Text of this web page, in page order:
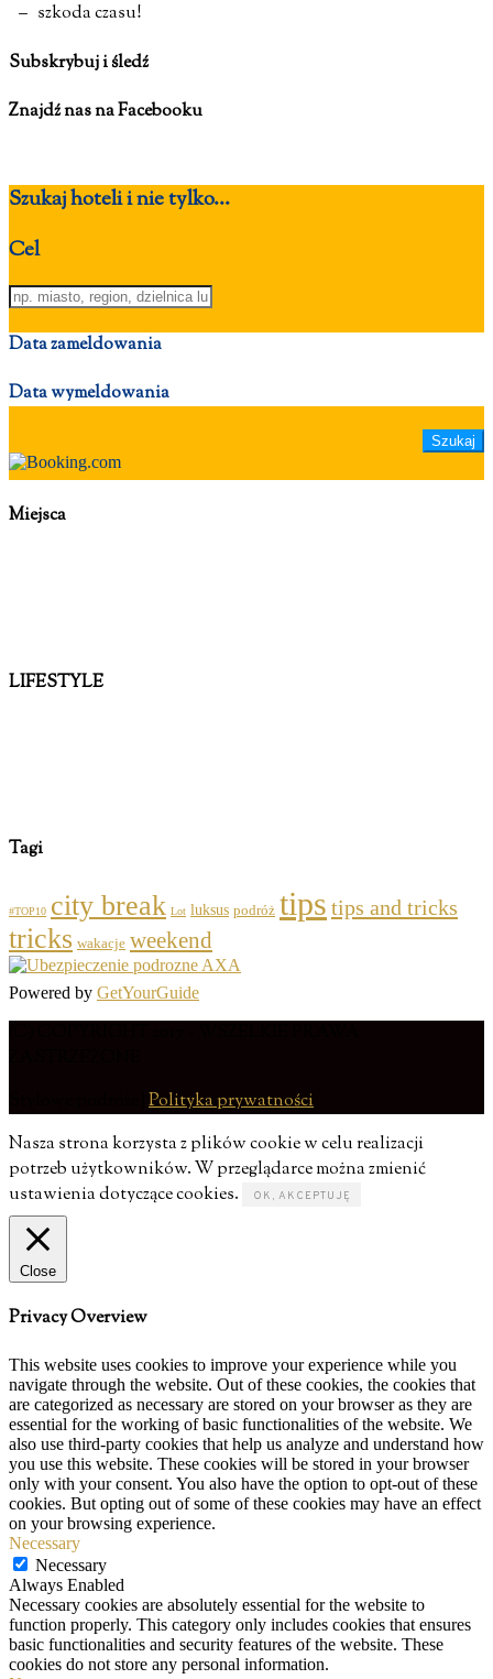
– szkoda czasu!
Subskrybuj i śledź
Znajdź nas na Facebooku
Szukaj hoteli i nie tylko...
Cel
Data zameldowania
Data wymeldowania
Miejsca
LIFESTYLE
Tagi
#TOP10 city break Lot luksus podróż tips tips and tricks
tricks wakacje weekend
Powered by GetYourGuide
Polityka prywatności
Nasza strona korzysta z plików cookie w celu realizacji
potrzeb użytkowników. W przeglądarce można zmienić
ustawienia dotyczące cookies.
OK, AKCEPTUJĘ
Close
Privacy Overview
This website uses cookies to improve your experience while you
navigate through the website. Out of these cookies, the cookies that
are categorized as necessary are stored on your browser as they are
essential for the working of basic functionalities of the website. We
also use third-party cookies that help us analyze and understand how
you use this website. These cookies will be stored in your browser
only with your consent. You also have the option to opt-out of these
cookies. But opting out of some of these cookies may have an effect
on your browsing experience.
Necessary
Necessary
Always Enabled
Necessary cookies are absolutely essential for the website to
function properly. This category only includes cookies that ensures
basic functionalities and security features of the website. These
cookies do not store any personal information.